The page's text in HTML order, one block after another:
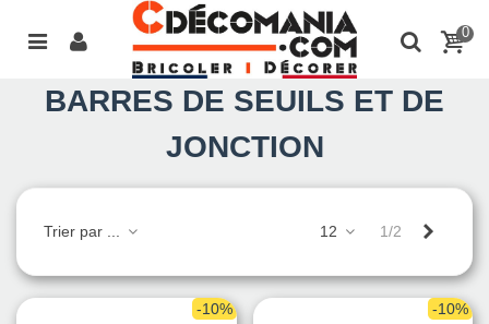
0
BARRES DE SEUILS ET DE
JONCTION
Trier par ... 12 1/2
-10% -10%